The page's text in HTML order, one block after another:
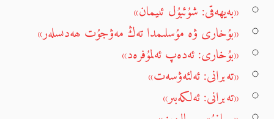
«بەيھەقى: شۇئبۇل ئىيمان»
«بۇخارى ۋە مۇسلىمدا تەڭ مەۋجۇت ھەدىسلەر»
«بۇخارى: ئەدەپ ئەلمۇفرەد»
«تەبرانى: ئەلئەۋسەت»
«تەبرانى: ئەلكەبىر»